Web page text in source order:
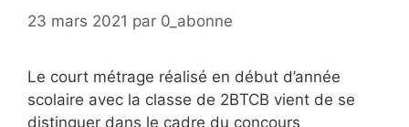
23 mars 2021 par 0_abonne
Le court métrage réalisé en début d’année
scolaire avec la classe de 2BTCB vient de se
distinguer dans le cadre du concours